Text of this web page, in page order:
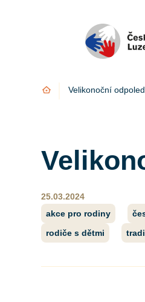
Úvod Velikonoční
25.03.2024
akce pro rodiny
rodiče s dětmi